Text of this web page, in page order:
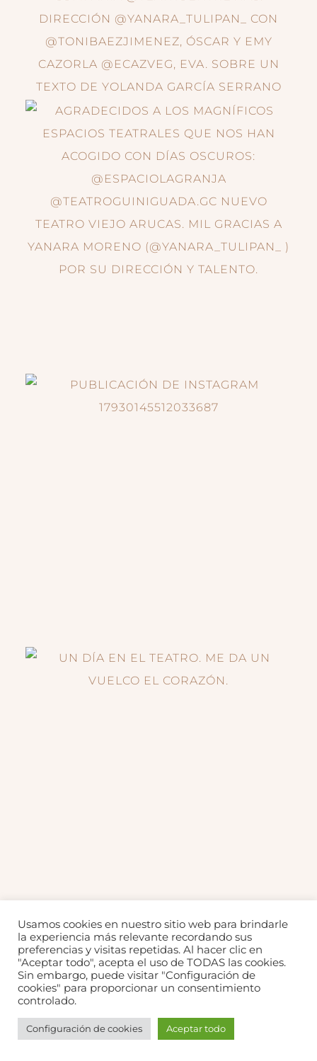
Usamos cookies en nuestro sitio web para brindarle
la experiencia más relevante recordando sus
preferencias y visitas repetidas. Al hacer clic en
"Aceptar todo", acepta el uso de TODAS las cookies.
Sin embargo, puede visitar "Configuración de
cookies" para proporcionar un consentimiento
controlado.
Configuración de cookies Aceptar todo